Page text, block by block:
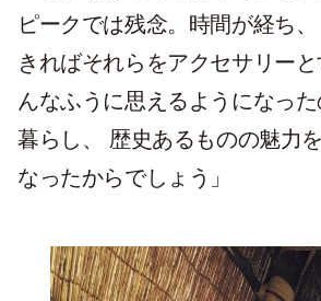
ピークでは残念。時間が経ち
きればそれらをアクセサリー
んなふうに思えるようになっ
暮らし、 歴史あるものの魅力
なったからでしょう」